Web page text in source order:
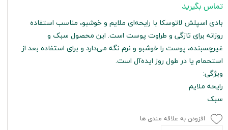
تماس بگیرید
بادی اسپلش لاتوسکا با رایحه‌ای ملایم و خوشبو، مناسب استفاده
روزانه برای تازگی و طراوت پوست است. این محصول سبک و
غیرچسبنده، پوست را خوشبو و نرم نگه می‌دارد و برای استفاده بعد از
استحمام یا در طول روز ایده‌آل است.
ویژگی:
رایحه ملایم
سبک
افزودن به علاقه مندی ها